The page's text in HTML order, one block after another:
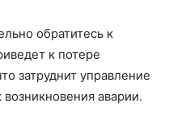
обратитесь к
к потере
затруднит управление
аварии.